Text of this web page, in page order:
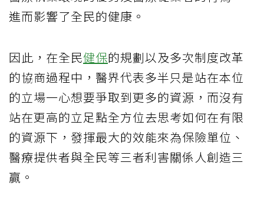
進而影響了全民的健康。
因此，在全民健保的規劃以及多次制度改革
的協商過程中，醫界代表多半只是站在本位
的立場一心想要爭取到更多的資源，而沒有
站在更高的立足點全方位去思考如何在有限
的資源下，發揮最大的效能來為保險單位、
醫療提供者與全民等三者利害關係人創造三
贏。